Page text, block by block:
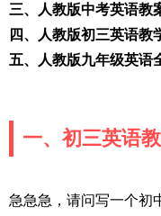
三、人教版中考英语教
四、人教版初三英语教
五、人教版九年级英语
一、初三英语
急急急，请问写一个初